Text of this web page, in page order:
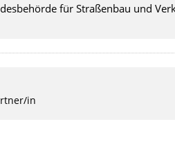
für Straßenbau und
in